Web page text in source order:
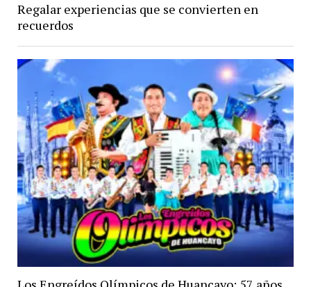
Regalar experiencias que se convierten en
recuerdos